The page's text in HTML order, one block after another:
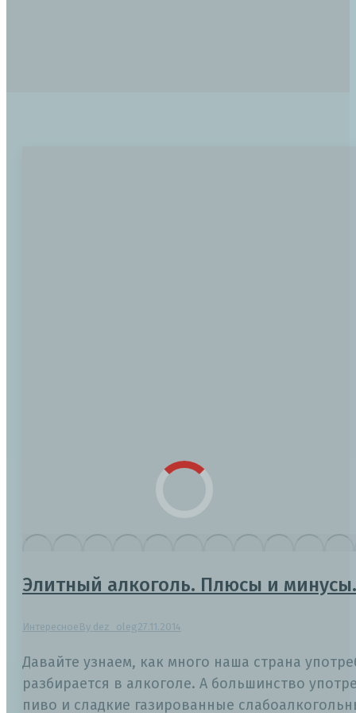
Элитный алкоголь. Плюсы и минусы.
Интересное By dez_oleg 27.11.2014
Давайте узнаем, как много наша страна
разбирается в алкоголе. А большинство
пиво и сладкие газированные